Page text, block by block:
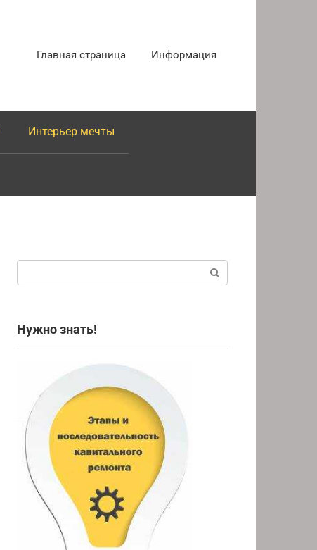
Главная страница Информация
Интерьер мечты
Нужно знать!